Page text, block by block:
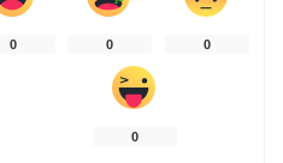
0 0 0
0